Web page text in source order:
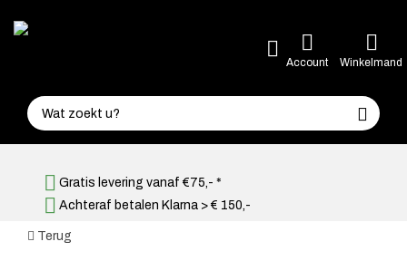
Account Winkelmand
Gratis levering vanaf €75,- *
Achteraf betalen Klarna > € 150,-
Terug